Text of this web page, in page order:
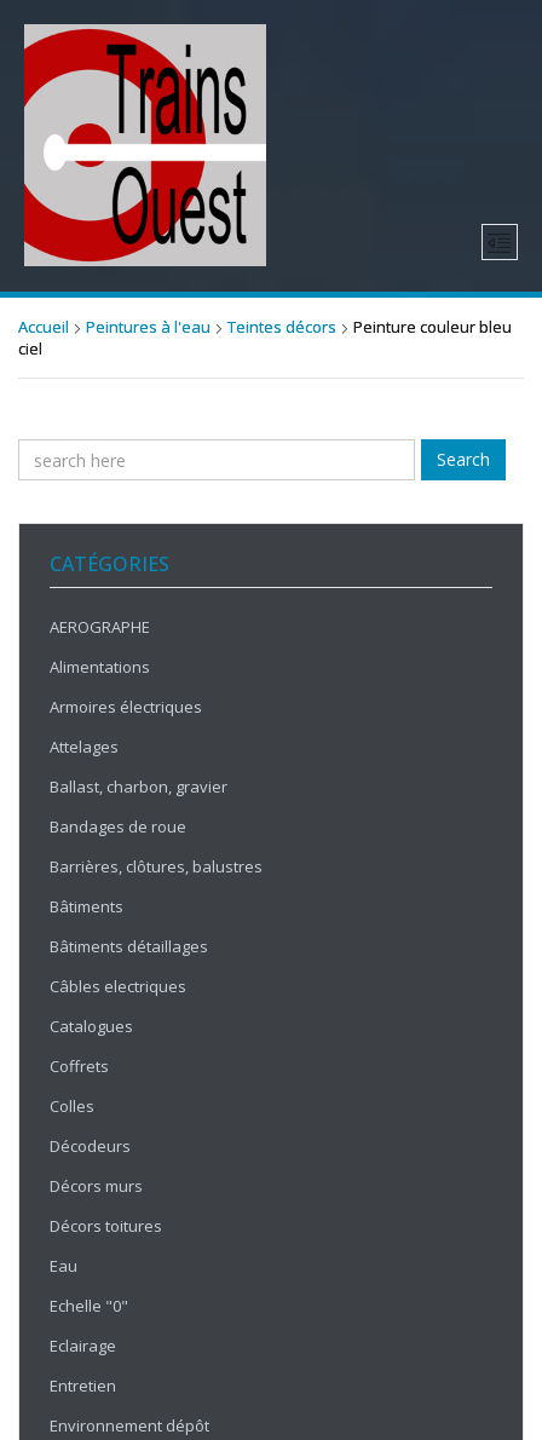
Accueil Peintures à l'eau Teintes décors
Peinture couleur bleu
ciel
Search
CATÉGORIES
AEROGRAPHE
Alimentations
Armoires électriques
Attelages
Ballast, charbon, gravier
Bandages de roue
Barrières, clôtures, balustres
Bâtiments
Bâtiments détaillages
Câbles electriques
Catalogues
Coffrets
Colles
Décodeurs
Décors murs
Décors toitures
Eau
Echelle "0"
Eclairage
Entretien
Environnement dépôt